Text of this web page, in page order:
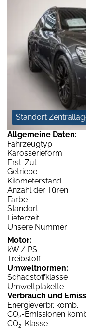
Standort
Allgemeine Daten:
Fahrzeugtyp
Karosserieform
Erst-Zul.
Getriebe
Kilometerstand
Anzahl der Türen
Farbe
Standort
Lieferzeit
Unsere Nummer
Motor:
kW / PS
Treibstoff
Umweltnormen:
Schadstoffklasse
Umweltplakette
Verbrauch und
Energieverbr. komb.
CO2-Emissionen
CO2-Klasse